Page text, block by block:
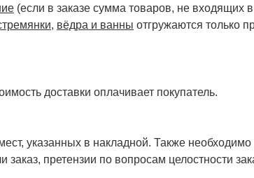
(если в заказе сумма товаров, не входящих
, вёдра и ванны отгружаются только
доставки оплачивает покупатель.
указанных в накладной. Также
претензии по вопросам целостности